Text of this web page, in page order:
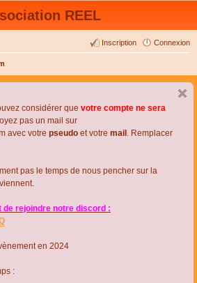
REEL
Connexion
Inscription
considérer que votre compte ne sera
pas un mail sur
avec votre pseudo et votre mail . Remplacer
pas le temps de nous pencher sur la
de rejoindre notre discord :
en 2024
: